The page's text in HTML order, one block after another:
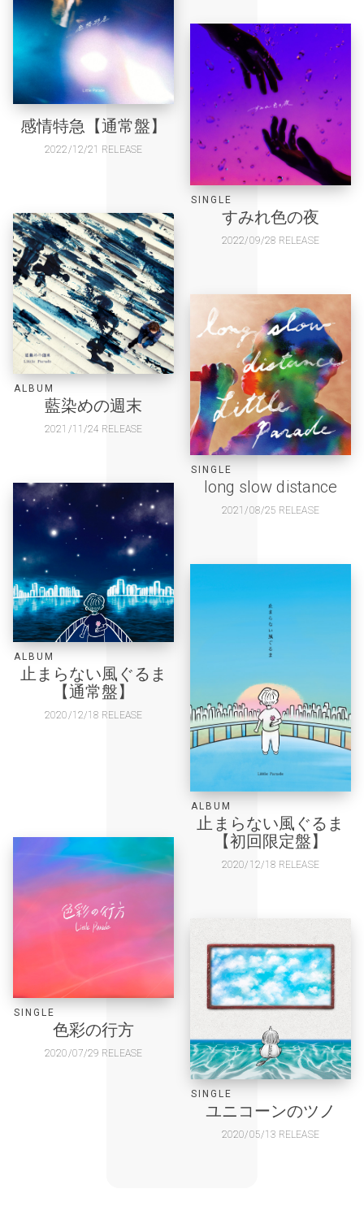
感情特急【通常盤】
2022/12/21 RELEASE
SINGLE
すみれ色の夜
2022/09/28 RELEASE
ALBUM
藍染めの週末
2021/11/24 RELEASE
SINGLE
long slow distance
2021/08/25 RELEASE
ALBUM
止まらない風ぐるま
【通常盤】
2020/12/18 RELEASE
ALBUM
止まらない風ぐるま
【初回限定盤】
2020/12/18 RELEASE
SINGLE
色彩の行方
2020/07/29 RELEASE
SINGLE
ユニコーンのツノ
2020/05/13 RELEASE